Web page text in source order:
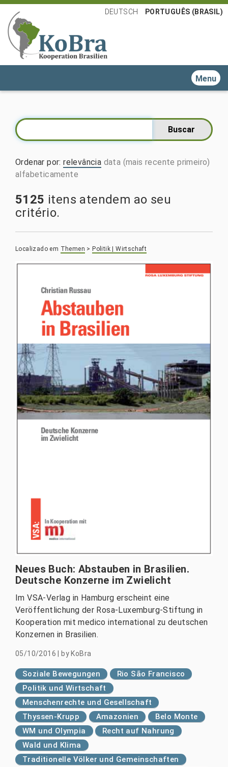
DEUTSCH PORTUGUÊS (BRASIL)
Toggle
Ordenar por:relevância data (mais recente primeiro)
alfabeticamente
5125 itens atendem ao seu
critério.
Localizado em Themen > Politik | Wirtschaft
Neues Buch: Abstauben in Brasilien.
Deutsche Konzerne im Zwielicht
Im VSA-Verlag in Hamburg erscheint eine
Veröffentlichung der Rosa-Luxemburg-Stiftung in
Kooperation mit medico international zu deutschen
Konzernen in Brasilien.
05/10/2016 by KoBra
Soziale Bewegungen
Rio São Francisco
Politik und Wirtschaft
Menschenrechte und Gesellschaft
Thyssen-Krupp
Amazonien
Belo Monte
WM und Olympia
Recht auf Nahrung
Wald und Klima
Traditionelle Völker und Gemeinschaften